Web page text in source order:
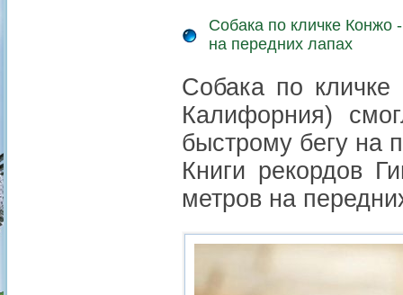
Собака по кличке Конжо
на передних лапах
Собака по кличке
Калифорния)
быстрому бегу на
Книги рекордов
метров на